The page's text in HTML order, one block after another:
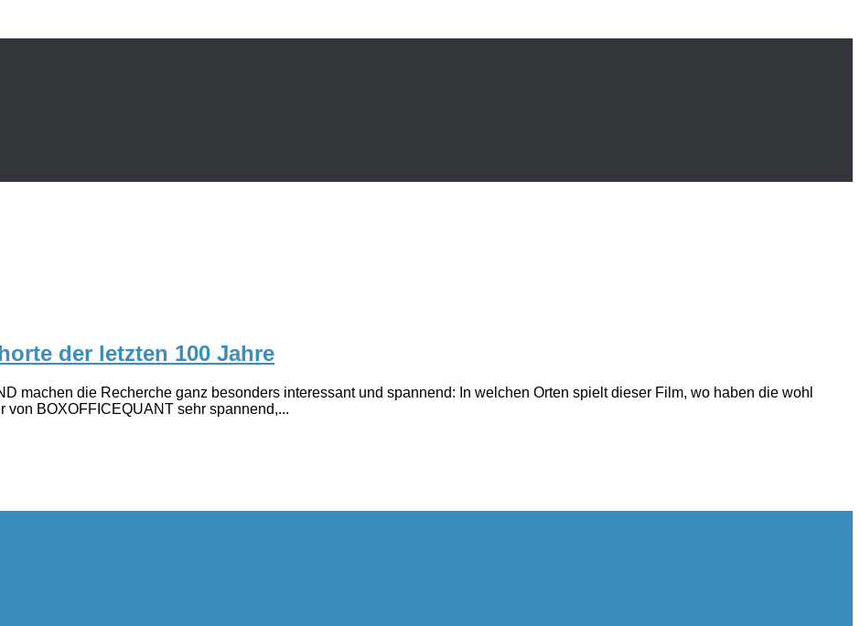
der letzten 100 Jahre
machen die Recherche ganz besonders interessant und spannend: In welchen Orten spielt dieser Film, wo haben die wohl
BOXOFFICEQUANT sehr spannend,...